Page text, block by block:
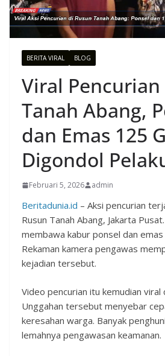
BERITA VIRAL BLOG
Viral Pencurian
Tanah Abang,
dan Emas 125
Digondol
Februari 5, 2026 admin
Beritadunia.id – Aksi pencurian
Rusun Tanah Abang, Jakarta
membawa kabur ponsel dan
Rekaman kamera pengawas
kejadian tersebut.
Video pencurian itu kemudian viral
Unggahan tersebut menyebar
keresahan warga. Banyak
lemahnya pengawasan keamanan.